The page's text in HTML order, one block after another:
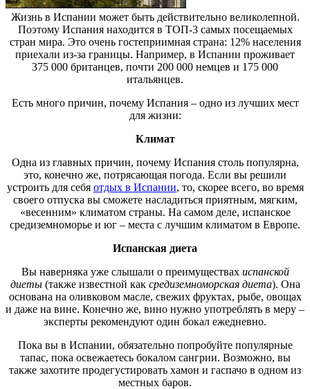
Жизнь в Испании может быть действительно великолепной.
Поэтому Испания находится в ТОП-3 самых посещаемых
стран мира. Это очень гостеприимная страна: 12% населения
приехали из-за границы. Например, в Испании проживает
375 000 британцев, почти 200 000 немцев и 175 000
итальянцев.
Есть много причин, почему Испания – одно из лучших мест
для жизни:
Климат
Одна из главных причин, почему Испания столь популярна,
это, конечно же, потрясающая погода. Если вы решили
устроить для себя отдых в Испании, то, скорее всего, во время
своего отпуска вы сможете насладиться приятным, мягким,
«весенним» климатом страны. На самом деле, испанское
средиземноморье и юг – места с лучшим климатом в Европе.
Испанская диета
Вы наверняка уже слышали о преимуществах испанской
диеты(также известной как средиземноморская диета). Она
основана на оливковом масле, свежих фруктах, рыбе, овощах
и даже на вине. Конечно же, вино нужно употреблять в меру –
эксперты рекомендуют один бокал ежедневно.
Пока вы в Испании, обязательно попробуйте популярные
тапас, пока освежаетесь бокалом сангрии. Возможно, вы
также захотите продегустировать хамон и гаспачо в одном из
местных баров.